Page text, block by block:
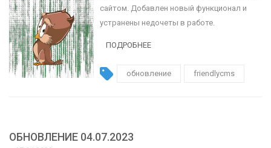
сайтом. Добавлен новый функционал и
устранены недочеты в работе.
ПОДРОБНЕЕ
обновление friendlycms
ОБНОВЛЕНИЕ 04.07.2023